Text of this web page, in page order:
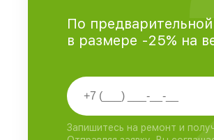
По
в размере -25% на
Запишитесь на ремонт и